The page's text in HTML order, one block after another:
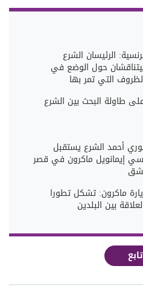
الرئيسان الشرع
حول الوضع في
التي تمر بها
طاولة البحث بين الشرع
أحمد الشرع يستقبل
إيمانويل ماكرون في قصر
ماكرون: تشكل تطورا
بين البلدين
تابع